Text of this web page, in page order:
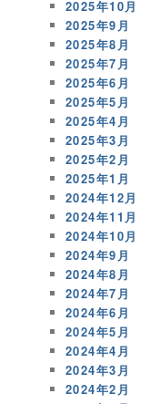
2025年10月
2025年9月
2025年8月
2025年7月
2025年6月
2025年5月
2025年4月
2025年3月
2025年2月
2025年1月
2024年12月
2024年11月
2024年10月
2024年9月
2024年8月
2024年7月
2024年6月
2024年5月
2024年4月
2024年3月
2024年2月